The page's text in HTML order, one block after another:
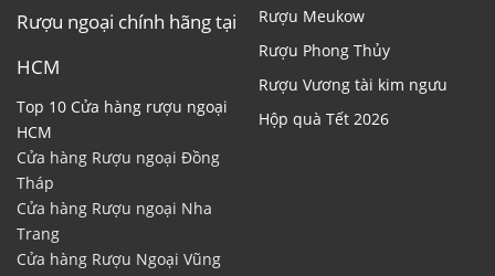
Rượu ngoại chính hãng tại
HCM
Top 10 Cửa hàng rượu ngoại
HCM
Cửa hàng Rượu ngoại Đồng
Tháp
Cửa hàng Rượu ngoại Nha
Trang
Cửa hàng Rượu Ngoại Vũng
Rượu Meukow
Rượu Phong Thủy
Rượu Vương tài kim ngưu
Hộp quà Tết 2026